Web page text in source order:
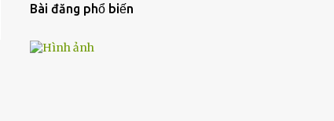
Bài đăng phổ biến